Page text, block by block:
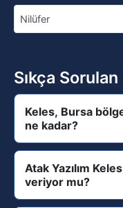
Nilüfer
Sıkça
Keles, Bursa
ne kadar?
Atak Yazılım
veriyor mu?